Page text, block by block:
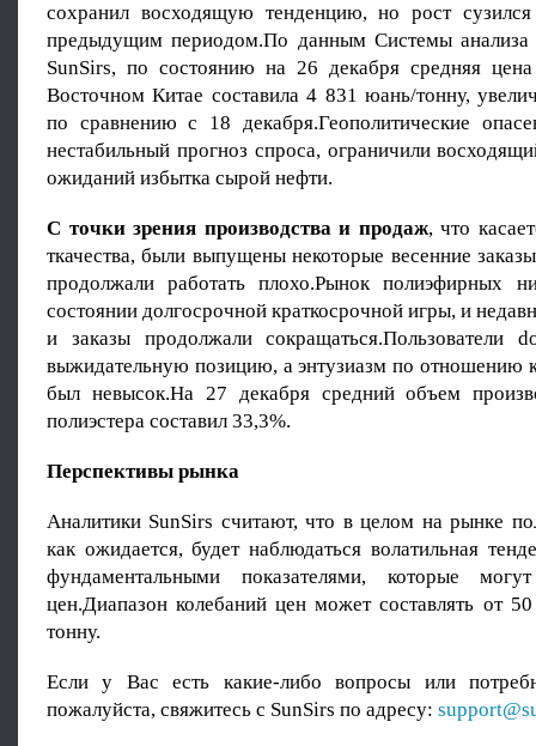
сохранил восходящую тенденцию, но рост
предыдущим периодом.По данным Системы анализа
SunSirs, по состоянию на 26 декабря средняя
Восточном Китае составила 4 831 юань/тонну,
по сравнению с 18 декабря.Геополитические
нестабильный прогноз спроса, ограничили
ожиданий избытка сырой нефти.
С точки зрения производства и продаж, что
ткачества, были выпущены некоторые весенние
продолжали работать плохо.Рынок полиэфирных
состоянии долгосрочной краткосрочной игры, и
и заказы продолжали сокращаться.Пользователи
выжидательную позицию, а энтузиазм по отношению
был невысок.На 27 декабря средний объем
полиэстера составил 33,3%.
Перспективы рынка
Аналитики SunSirs считают, что в целом на рынке
как ожидается, будет наблюдаться волатильная
фундаментальными показателями, которые
цен.Диапазон колебаний цен может составлять от
тонну.
Если у Вас есть какие-либо вопросы или
пожалуйста, свяжитесь с SunSirs по адресу: